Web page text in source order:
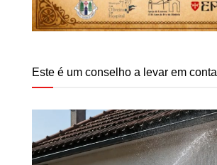
Este é um conselho a levar em conta